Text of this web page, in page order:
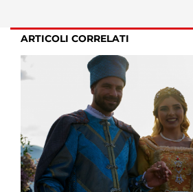
ARTICOLI CORRELATI